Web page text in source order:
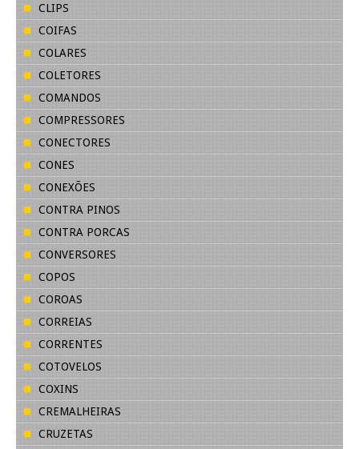
CLIPS
COIFAS
COLARES
COLETORES
COMANDOS
COMPRESSORES
CONECTORES
CONES
CONEXÕES
CONTRA PINOS
CONTRA PORCAS
CONVERSORES
COPOS
COROAS
CORREIAS
CORRENTES
COTOVELOS
COXINS
CREMALHEIRAS
CRUZETAS